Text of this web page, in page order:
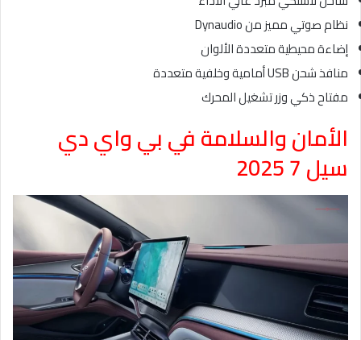
نظام صوتي مميز من Dynaudio
إضاءة محيطية متعددة الألوان
منافذ شحن USB أمامية وخلفية متعددة
مفتاح ذكي وزر تشغيل المحرك
الأمان والسلامة في بي واي دي
سيل 7 2025